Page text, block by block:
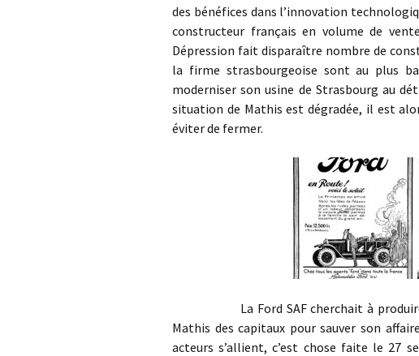
des bénéfices dans l’innovation
constructeur français en volume de
Dépression fait disparaître nombre de
la firme strasbourgeoise sont au plus
moderniser son usine de Strasbourg au
situation de Mathis est dégradée, il est
éviter de fermer.
La Ford SAF cherchait à produire
Mathis des capitaux pour sauver son
acteurs s’allient, c’est chose faite le 27